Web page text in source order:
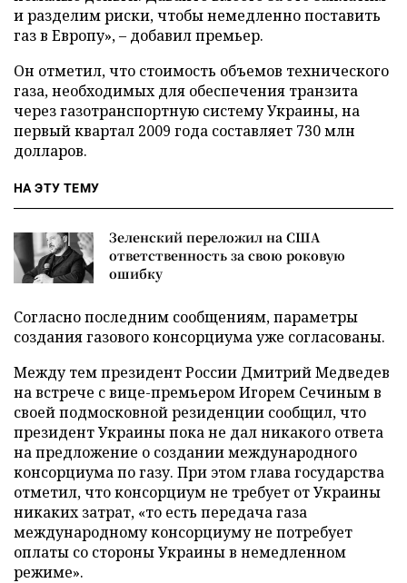
и разделим риски, чтобы немедленно поставить
газ в Европу», – добавил премьер.
Он отметил, что стоимость объемов технического
газа, необходимых для обеспечения транзита
через газотранспортную систему Украины, на
первый квартал 2009 года составляет 730 млн
долларов.
НА ЭТУ ТЕМУ
Зеленский переложил на США
ответственность за свою роковую
ошибку
Согласно последним сообщениям, параметры
создания газового консорциума уже согласованы.
Между тем президент России Дмитрий Медведев
на встрече с вице-премьером Игорем Сечиным в
своей подмосковной резиденции сообщил, что
президент Украины пока не дал никакого ответа
на предложение о создании международного
консорциума по газу. При этом глава государства
отметил, что консорциум не требует от Украины
никаких затрат, «то есть передача газа
международному консорциуму не потребует
оплаты со стороны Украины в немедленном
режиме».